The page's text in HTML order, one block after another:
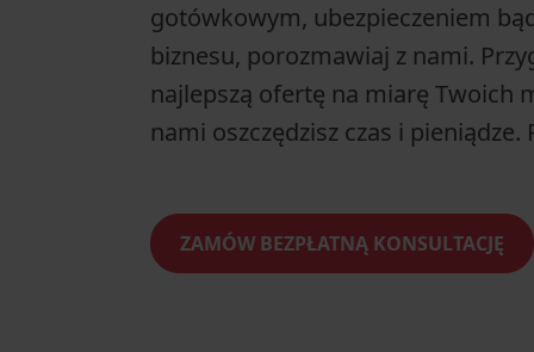
gotówkowym, ubezpieczeniem
biznesu, porozmawiaj z nami.
najlepszą ofertę na miarę Twoich
nami oszczędzisz czas i pieniądze.
ZAMÓW BEZPŁATNĄ KONSULTACJĘ